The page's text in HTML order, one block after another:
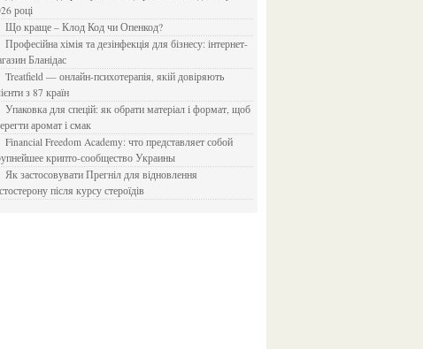
році
Що краще – Клод Код чи Опенкод?
Професійна хімія та дезінфекція для бізнесу: інтернет-
Бланідас
Treatfield — онлайн-психотерапія, якій довіряють
з 87 країн
Упаковка для спецій: як обрати матеріал і формат, щоб
аромат і смак
Financial Freedom Academy: что представляет собой
крипто-сообщество Украины
Як застосовувати Прегніл для відновлення
після курсу стероїдів